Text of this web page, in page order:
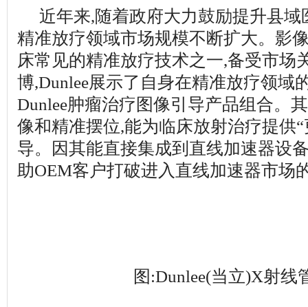
近年来,随着政府大力鼓励提升县域
精准放疗领域市场规模不断扩大。影
床常见的精准放疗技术之一,备受市场
博,Dunlee展示了自身在精准放疗领
Dunlee肿瘤治疗图像引导产品组合。
像和精准摆位,能为临床放射治疗提供
导。因其能直接集成到直线加速器设
助OEM客户打破进入直线加速器市场
图:Dunlee(当立)X射线